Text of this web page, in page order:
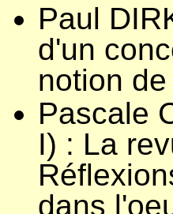
Paul
d'un
notion
Pascale
I) : La
dans